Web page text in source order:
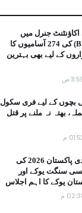
جنرل میں
جونیئر آڈیٹر (BPS-11) کی 274 آسامیوں کا
کے لیے بھی بہترین
بچوں کے لیے فری سکول
بھتہ نہ ملنے پر قتل
انگلینڈ میں یومِ آزادی پاکستان 2026 کی
سنگت یوکے اور
یوکے کا اہم اجلاس